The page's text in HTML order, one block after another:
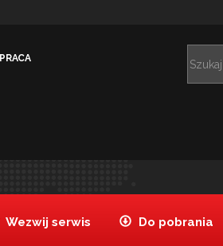
PRACA
Wezwij serwis Do pobrania